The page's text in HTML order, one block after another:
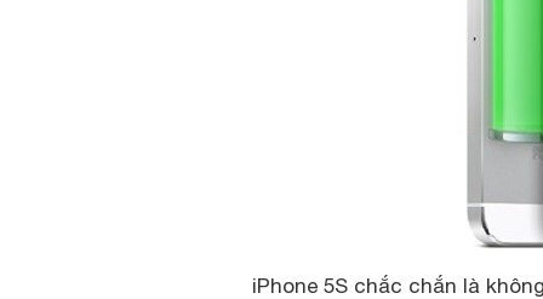
iPhone 5S chắc chắn là